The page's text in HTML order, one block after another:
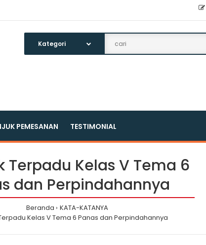
PEMESANAN TESTIMONIAL
Terpadu Kelas V Tema 6
dan Perpindahannya
Beranda
KATA-KATANYA
Kelas V Tema 6 Panas dan Perpindahannya